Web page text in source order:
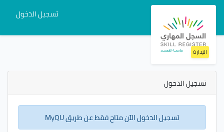
الإدارة
تسجيل الدخول
تسجيل الدخول
تسجيل الدخول الآن متاح فقط عن طريق MyQU